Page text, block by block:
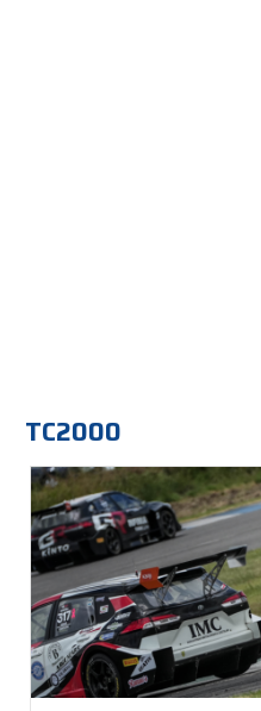
TC2000